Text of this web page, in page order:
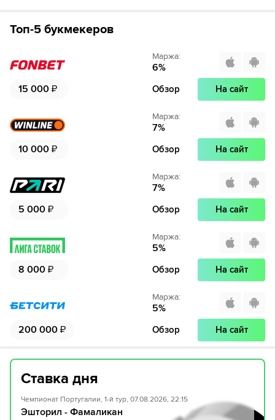
Топ-5 букмекеров
15 000 ₽
Маржа:
6%
Обзор На сайт
10 000 ₽
Маржа:
7%
Обзор На сайт
5 000 ₽
Маржа:
7%
Обзор На сайт
8 000 ₽
Маржа:
5%
Обзор На сайт
200 000 ₽
Маржа:
5%
Обзор На сайт
Ставка дня
Чемпионат Португалии, 1-й тур, 07.08.2026, 22:15
Эшторил - Фамаликан